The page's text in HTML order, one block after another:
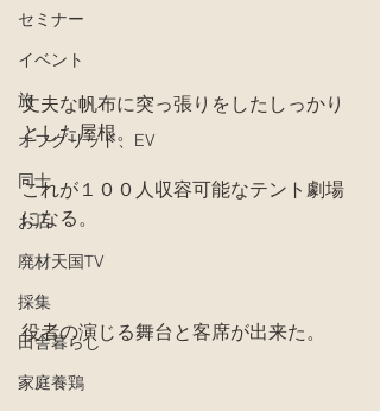
セミナー
イベント
旅
オフグリッド、EV
同士
お店
廃材天国TV
採集
田舎暮らし
家庭養鶏
丈夫な帆布に突っ張りをしたしっかり
とした屋根。
これが１００人収容可能なテント劇場
になる。
役者の演じる舞台と客席が出来た。